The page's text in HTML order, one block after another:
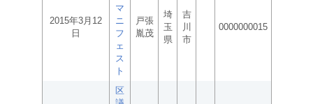
2015年3月12
日
マ
ニ
フ
ェ
ス
ト
戸張
胤茂
埼
玉
県
吉
川
市
0000000015
区